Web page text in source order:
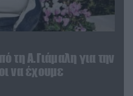
τη Α.Γιάμαλη για την
να έχουμε